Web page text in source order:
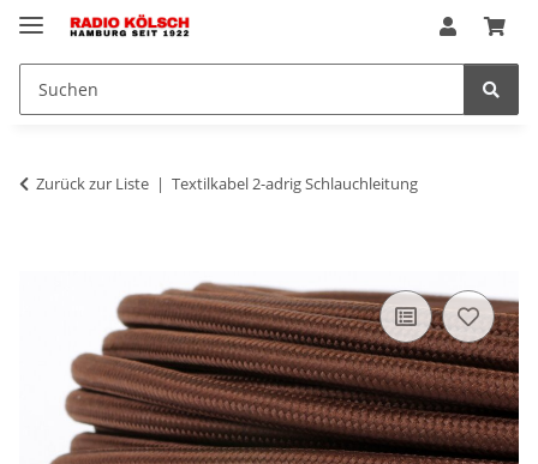
Zurück zur Liste Textilkabel 2-adrig Schlauchleitung